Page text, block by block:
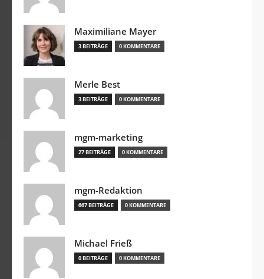
Maximiliane Mayer
3 BEITRÄGE 0 KOMMENTARE
Merle Best
3 BEITRÄGE 0 KOMMENTARE
mgm-marketing
27 BEITRÄGE 0 KOMMENTARE
mgm-Redaktion
667 BEITRÄGE 0 KOMMENTARE
Michael Frieß
0 BEITRÄGE 0 KOMMENTARE